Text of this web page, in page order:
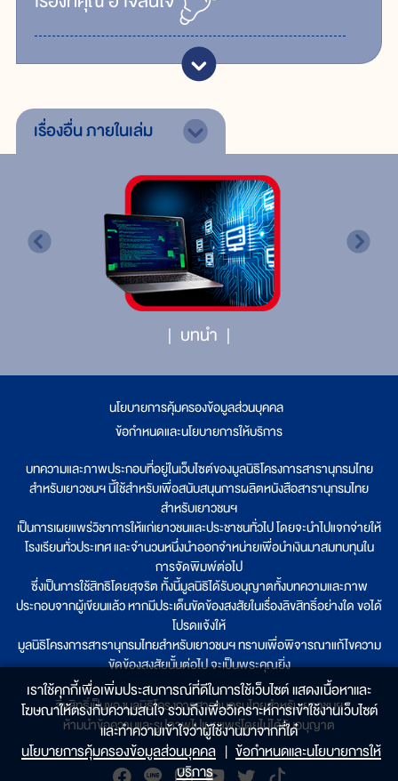
เรื่องอื่นภายในเล่ม
บทนำ
นโยบายการคุ้มครองข้อมูลส่วนบุคคล
ข้อกำหนดและนโยบายการให้บริการ
บทความและภาพประกอบที่อยู่ในเว็บไซต์ของมูลนิธิโครงการสารานุกรมไทย
สำหรับเยาวชนฯ นี้ใช้สำหรับเพื่อสนับสนุนการผลิตหนังสือสารานุกรมไทย
สำหรับเยาวชนฯ
เป็นการเผยแพร่วิชาการให้แก่เยาวชนและประชาชนทั่วไป โดยจะนำไปแจกจ่ายให้
โรงเรียนทั่วประเทศ และจำนวนหนึ่งนำออกจำหน่ายเพื่อนำเงินมาสมทบทุนใน
การจัดพิมพ์ต่อไป
ซึ่งเป็นการใช้สิทธิโดยสุจริต ทั้งนี้มูลนิธิได้รับอนุญาตทั้งบทความและภาพ
ประกอบจากผู้เขียนแล้ว หากมีประเด็นขัดข้องสงสัยในเรื่องลิขสิทธิ์อย่างใด ขอได้
โปรดแจ้งให้
มูลนิธิโครงการสารานุกรมไทยสำหรับเยาวชนฯ ทราบเพื่อพิจารณาแก้ไขความ
ขัดข้องสงสัยนั้นต่อไป จะเป็นพระคุณยิ่ง
ลิขสิทธิ์เป็นของมูลนิธิโครงการสารานุกรมไทยสำหรับเยาวชนฯ
ห้ามนำข้อความและรูปภาพไปเผยแพร่โดยไม่ได้รับอนุญาต
เราใช้คุกกี้เพื่อเพิ่มประสบการณ์ที่ดีในการใช้เว็บไซต์ แสดงเนื้อหาและ
โฆษณาให้ตรงกับความสนใจ รวมถึงเพื่อวิเคราะห์การเข้าใช้งานเว็บไซต์
และทำความเข้าใจว่าผู้ใช้งานมาจากที่ใด๋
นโยบายการคุ้มครองข้อมูลส่วนบุคคล | ข้อกำหนดและนโยบายการให้
บริการ